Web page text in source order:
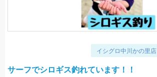
イシグロ中川かの里店
サーフでシロギス釣れています！！